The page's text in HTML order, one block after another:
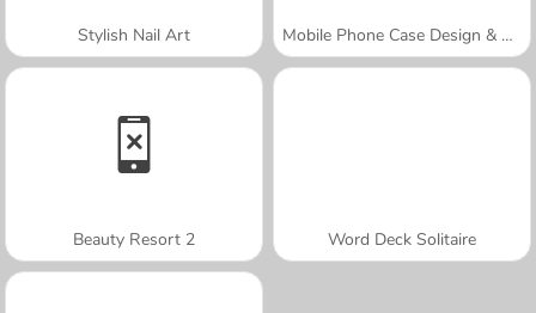
Stylish Nail Art Mobile Phone Case Design & DIY
Beauty Resort 2 Word Deck Solitaire